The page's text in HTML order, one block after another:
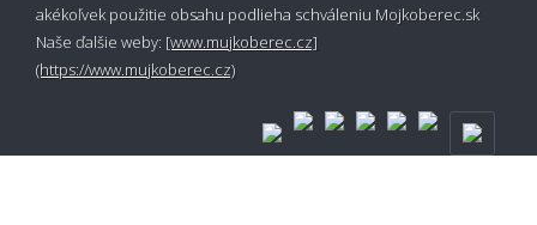
akékoľvek použitie obsahu podlieha schváleniu Mojkoberec.sk
Naše ďalšie weby: [www.mujkoberec.cz]
(https://www.mujkoberec.cz)